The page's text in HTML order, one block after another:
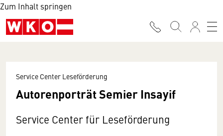
Zum Inhalt springen
Service Center Leseförderung
Autorenporträt Semier Insayif
Service Center für Leseförderung